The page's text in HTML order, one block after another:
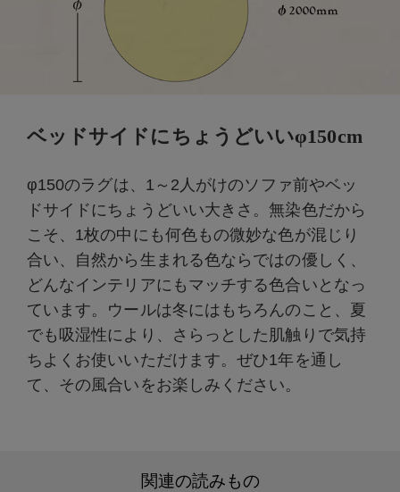
ベッドサイドにちょうどいいφ150cm
φ150のラグは、1～2人がけのソファ前やベッ
ドサイドにちょうどいい大きさ。無染色だから
こそ、1枚の中にも何色もの微妙な色が混じり
合い、自然から生まれる色ならではの優しく、
どんなインテリアにもマッチする色合いとなっ
ています。ウールは冬にはもちろんのこと、夏
でも吸湿性により、さらっとした肌触りで気持
ちよくお使いいただけます。ぜひ1年を通し
て、その風合いをお楽しみください。
関連の読みもの